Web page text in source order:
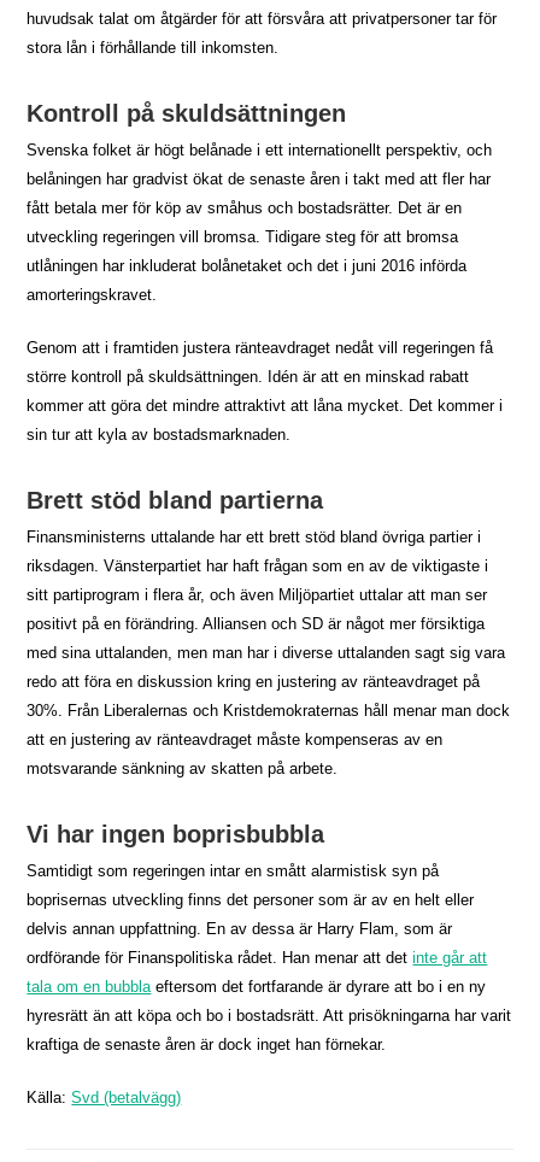
huvudsak talat om åtgärder för att försvåra att privatpersoner tar för
stora lån i förhållande till inkomsten.
Kontroll på skuldsättningen
Svenska folket är högt belånade i ett internationellt perspektiv, och
belåningen har gradvist ökat de senaste åren i takt med att fler har
fått betala mer för köp av småhus och bostadsrätter. Det är en
utveckling regeringen vill bromsa. Tidigare steg för att bromsa
utlåningen har inkluderat bolånetaket och det i juni 2016 införda
amorteringskravet.
Genom att i framtiden justera ränteavdraget nedåt vill regeringen få
större kontroll på skuldsättningen. Idén är att en minskad rabatt
kommer att göra det mindre attraktivt att låna mycket. Det kommer i
sin tur att kyla av bostadsmarknaden.
Brett stöd bland partierna
Finansministerns uttalande har ett brett stöd bland övriga partier i
riksdagen. Vänsterpartiet har haft frågan som en av de viktigaste i
sitt partiprogram i flera år, och även Miljöpartiet uttalar att man ser
positivt på en förändring. Alliansen och SD är något mer försiktiga
med sina uttalanden, men man har i diverse uttalanden sagt sig vara
redo att föra en diskussion kring en justering av ränteavdraget på
30%. Från Liberalernas och Kristdemokraternas håll menar man dock
att en justering av ränteavdraget måste kompenseras av en
motsvarande sänkning av skatten på arbete.
Vi har ingen boprisbubbla
Samtidigt som regeringen intar en smått alarmistisk syn på
boprisernas utveckling finns det personer som är av en helt eller
delvis annan uppfattning. En av dessa är Harry Flam, som är
ordförande för Finanspolitiska rådet. Han menar att detinte går att
tala om en bubbla eftersom det fortfarande är dyrare att bo i en ny
hyresrätt än att köpa och bo i bostadsrätt. Att prisökningarna har varit
kraftiga de senaste åren är dock inget han förnekar.
Källa:Svd (betalvägg)